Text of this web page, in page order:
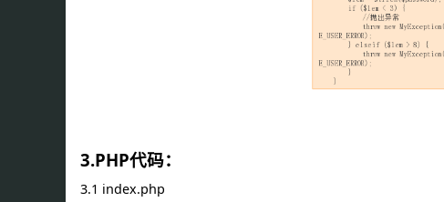
3.PHP代码：
3.1 index.php